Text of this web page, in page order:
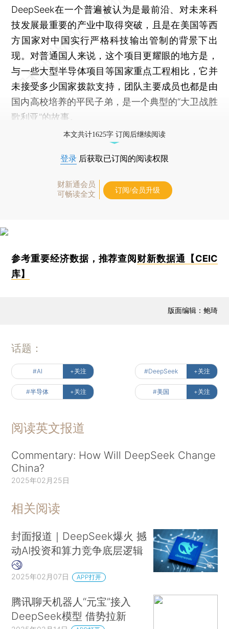
DeepSeek在一个普遍被认为是最前沿、对未来科
技发展最重要的产业中取得突破，且是在美国等西
方国家对中国实行严格科技输出管制的背景下出
现。对普通国人来说，这个项目更耀眼的地方是，
与一些大型半导体项目等国家重点工程相比，它并
未接受多少国家拨款支持，团队主要成员也都是由
国内高校培养的平民子弟，是一个典型的“大卫战胜
歌利亚”的故事。
本文共计1625字 订阅后继续阅读
登录 后获取已订阅的阅读权限
财新通会员
可畅读全文
订阅/会员升级
参考重要经济数据，推荐查阅 财新数据通【CEIC
库】
版面编辑：鲍琦
话题：
#AI +关注 #DeepSeek +关注
#半导体 +关注 #美国 +关注
阅读英文报道
Commentary: How Will DeepSeek Change
China?
2025年02月25日
相关阅读
封面报道｜DeepSeek爆火 撼
动AI投资和算力竞争底层逻辑
2025年02月07日 APP打开
腾讯聊天机器人“元宝”接入
DeepSeek模型 借势拉新